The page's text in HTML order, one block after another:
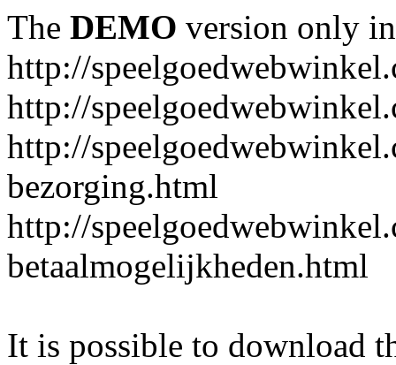
The DEMO version only
http://
http://
http://
bezorging.html
http://
betaalmogelijkheden.html
It is possible to download